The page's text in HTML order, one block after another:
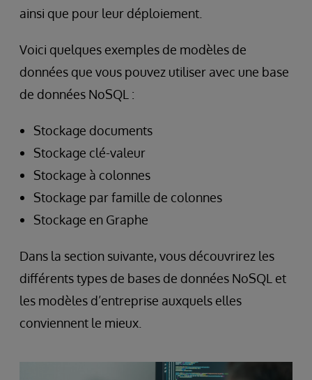
ainsi que pour leur déploiement.
Voici quelques exemples de modèles de
données que vous pouvez utiliser avec une base
de données NoSQL :
Stockage documents
Stockage clé-valeur
Stockage à colonnes
Stockage par famille de colonnes
Stockage en Graphe
Dans la section suivante, vous découvrirez les
différents types de bases de données NoSQL et
les modèles d’entreprise auxquels elles
conviennent le mieux.